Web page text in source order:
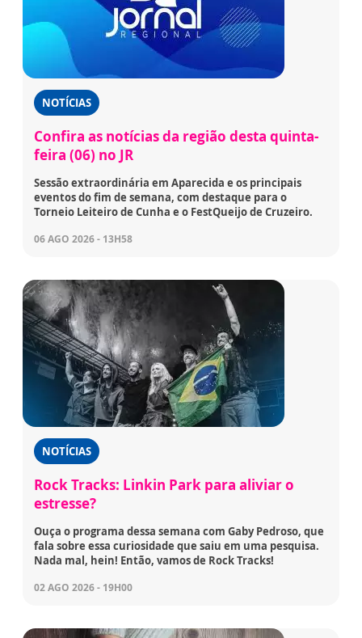
NOTÍCIAS
Confira as notícias da região desta quinta-
feira (06) no JR
Sessão extraordinária em Aparecida e os principais
eventos do fim de semana, com destaque para o
Torneio Leiteiro de Cunha e o FestQueijo de Cruzeiro.
06 AGO 2026 - 13H58
NOTÍCIAS
Rock Tracks: Linkin Park para aliviar o
estresse?
Ouça o programa dessa semana com Gaby Pedroso, que
fala sobre essa curiosidade que saiu em uma pesquisa.
Nada mal, hein! Então, vamos de Rock Tracks!
02 AGO 2026 - 19H00